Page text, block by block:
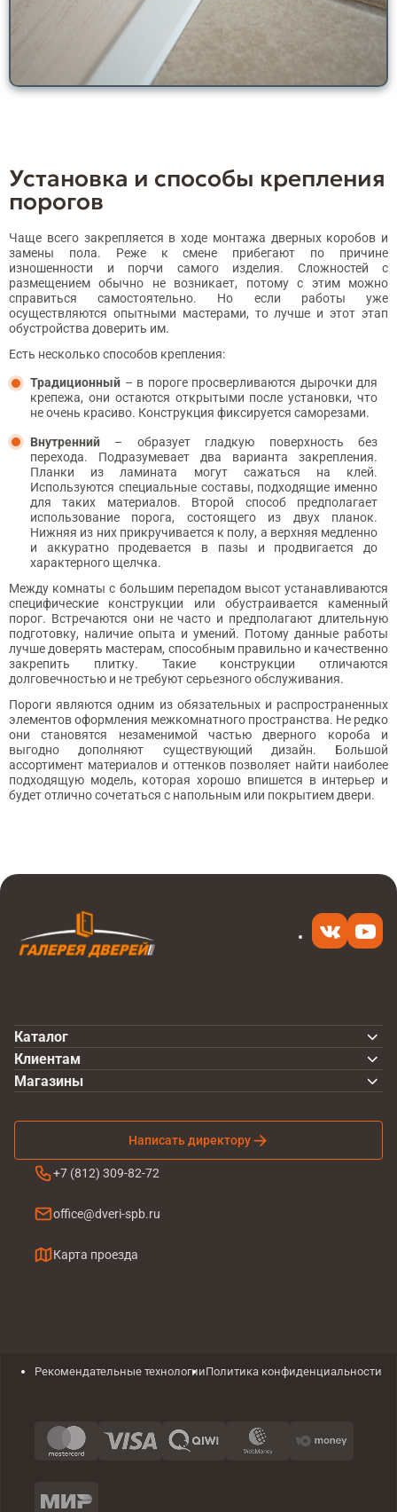
Установка и способы крепления
порогов
Чаще всего закрепляется в ходе монтажа дверных коробов и
замены пола. Реже к смене прибегают по причине
изношенности и порчи самого изделия. Сложностей с
размещением обычно не возникает, потому с этим можно
справиться самостоятельно. Но если работы уже
осуществляются опытными мастерами, то лучше и этот этап
обустройства доверить им.
Есть несколько способов крепления:
Традиционный – в пороге просверливаются дырочки для
крепежа, они остаются открытыми после установки, что
не очень красиво. Конструкция фиксируется саморезами.
Внутренний – образует гладкую поверхность без
перехода. Подразумевает два варианта закрепления.
Планки из ламината могут сажаться на клей.
Используются специальные составы, подходящие именно
для таких материалов. Второй способ предполагает
использование порога, состоящего из двух планок.
Нижняя из них прикручивается к полу, а верхняя медленно
и аккуратно продевается в пазы и продвигается до
характерного щелчка.
Между комнаты с большим перепадом высот устанавливаются
специфические конструкции или обустраивается каменный
порог. Встречаются они не часто и предполагают длительную
подготовку, наличие опыта и умений. Потому данные работы
лучше доверять мастерам, способным правильно и качественно
закрепить плитку. Такие конструкции отличаются
долговечностью и не требуют серьезного обслуживания.
Пороги являются одним из обязательных и распространенных
элементов оформления межкомнатного пространства. Не редко
они становятся незаменимой частью дверного короба и
выгодно дополняют существующий дизайн. Большой
ассортимент материалов и оттенков позволяет найти наиболее
подходящую модель, которая хорошо впишется в интерьер и
будет отлично сочетаться с напольным или покрытием двери.
Каталог
Клиентам
Написать директору
+7 (812) 309-82-72
office@dveri-spb.ru
Карта проезда
Магазины
Рекомендательные технологииПолитика конфиденциальности